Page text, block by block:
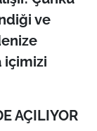
ve
içimizi
AÇILIYOR